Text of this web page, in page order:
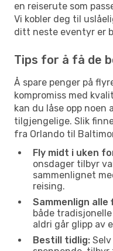
en reiserute som
Vi kobler deg til
ditt neste eventyr er
Tips for å få de
Å spare penger på
kompromiss med
kan du låse opp noen
tilgjengelige. Slik
fra Orlando til
Fly midt i uken
onsdager tilbyr
sammenlignet
reising.
Sammenlign alle
både
aldri går glipp av
Bestill tidlig: